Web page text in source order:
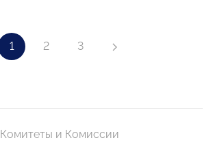
1 2 3
Комитеты и Комиссии